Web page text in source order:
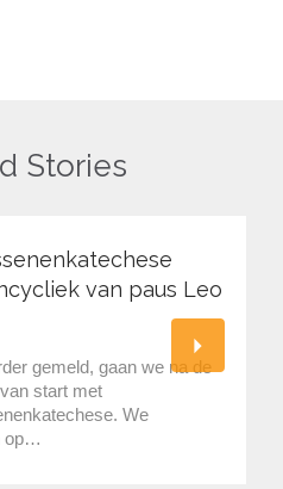
Stories
van paus Leo
gemeld, gaan we na de
start met
We
op…